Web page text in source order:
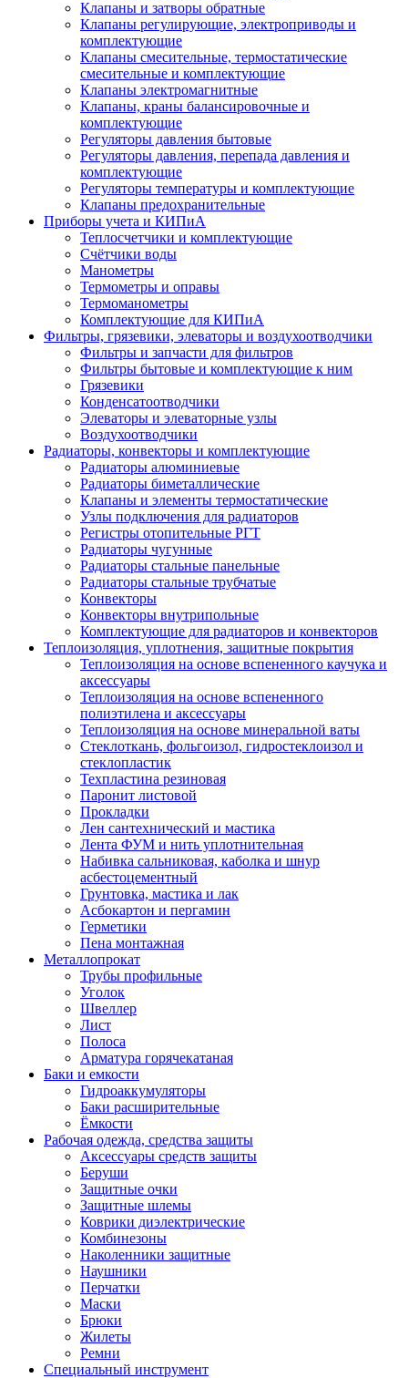
Клапаны и затворы обратные
Клапаны регулирующие, электроприводы и
комплектующие
Клапаны смесительные, термостатические
смесительные и комплектующие
Клапаны электромагнитные
Клапаны, краны балансировочные и
комплектующие
Регуляторы давления бытовые
Регуляторы давления, перепада давления и
комплектующие
Регуляторы температуры и комплектующие
Клапаны предохранительные
Приборы учета и КИПиА
Теплосчетчики и комплектующие
Счётчики воды
Манометры
Термометры и оправы
Термоманометры
Комплектующие для КИПиА
Фильтры, грязевики, элеваторы и воздухоотводчики
Фильтры и запчасти для фильтров
Фильтры бытовые и комплектующие к ним
Грязевики
Конденсатоотводчики
Элеваторы и элеваторные узлы
Воздухоотводчики
Радиаторы, конвекторы и комплектующие
Радиаторы алюминиевые
Радиаторы биметаллические
Клапаны и элементы термостатические
Узлы подключения для радиаторов
Регистры отопительные РГТ
Радиаторы чугунные
Радиаторы стальные панельные
Радиаторы стальные трубчатые
Конвекторы
Конвекторы внутрипольные
Комплектующие для радиаторов и конвекторов
Теплоизоляция, уплотнения, защитные покрытия
Теплоизоляция на основе вспененного каучука и
аксессуары
Теплоизоляция на основе вспененного
полиэтилена и аксессуары
Теплоизоляция на основе минеральной ваты
Стеклоткань, фольгоизол, гидростеклоизол и
стеклопластик
Техпластина резиновая
Паронит листовой
Прокладки
Лен сантехнический и мастика
Лента ФУМ и нить уплотнительная
Набивка сальниковая, каболка и шнур
асбестоцементный
Грунтовка, мастика и лак
Асбокартон и пергамин
Герметики
Пена монтажная
Металлопрокат
Трубы профильные
Уголок
Швеллер
Лист
Полоса
Арматура горячекатаная
Баки и емкости
Гидроаккумуляторы
Баки расширительные
Ёмкости
Рабочая одежда, средства защиты
Аксессуары средств защиты
Беруши
Защитные очки
Защитные шлемы
Коврики диэлектрические
Комбинезоны
Наколенники защитные
Наушники
Перчатки
Маски
Брюки
Жилеты
Ремни
Специальный инструмент